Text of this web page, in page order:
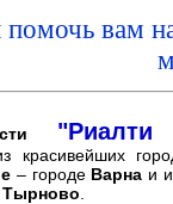
вам
красивейших
– городеВарна и
Тырново